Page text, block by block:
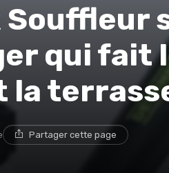
Souffleur
qui fait
la
Partager cette page